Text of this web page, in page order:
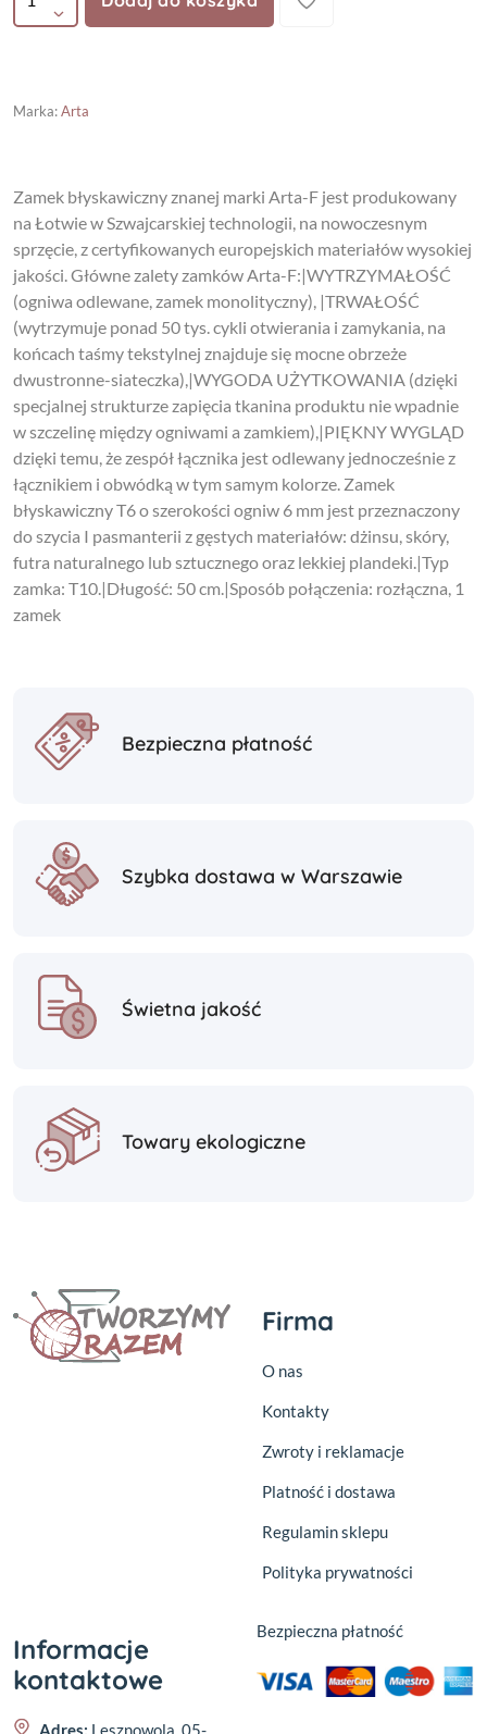
Marka:Arta
Zamek błyskawiczny znanej marki Arta-F jest produkowany
na Łotwie w Szwajcarskiej technologii, na nowoczesnym
sprzęcie, z certyfikowanych europejskich materiałów wysokiej
jakości. Główne zalety zamków Arta-F:|WYTRZYMAŁOŚĆ
(ogniwa odlewane, zamek monolityczny), |TRWAŁOŚĆ
(wytrzymuje ponad 50 tys. cykli otwierania i zamykania, na
końcach taśmy tekstylnej znajduje się mocne obrzeże
dwustronne-siateczka),|WYGODA UŻYTKOWANIA (dzięki
specjalnej strukturze zapięcia tkanina produktu nie wpadnie
w szczelinę między ogniwami a zamkiem),|PIĘKNY WYGLĄD
dzięki temu, że zespół łącznika jest odlewany jednocześnie z
łącznikiem i obwódką w tym samym kolorze. Zamek
błyskawiczny T6 o szerokości ogniw 6 mm jest przeznaczony
do szycia I pasmanterii z gęstych materiałów: dżinsu, skóry,
futra naturalnego lub sztucznego oraz lekkiej plandeki.|Typ
zamka: T10.|Długość: 50 cm.|Sposób połączenia: rozłączna, 1
zamek
Bezpieczna płatność
Szybka dostawa w Warszawie
Świetna jakość
Towary ekologiczne
Firma
O nas
Kontakty
Zwroty i reklamacje
Platność i dostawa
Regulamin sklepu
Polityka prywatności
Informacje
kontaktowe
Adres: Lesznowola, 05-
Bezpieczna płatność